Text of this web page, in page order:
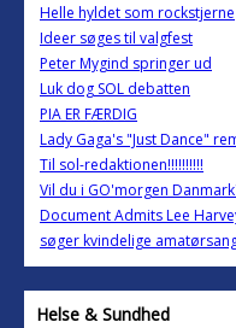
Helle hyldet som rockstjerne
Ideer søges til valgfest
Peter Mygind springer ud
Luk dog SOL debatten
PIA ER FÆRDIG
Lady Gaga's "Just Dance"
Til sol-redaktionen!!!!!!!!!!
Vil du i GO'morgen
Document Admits Lee
søger kvindelige
Helse & Sundhed